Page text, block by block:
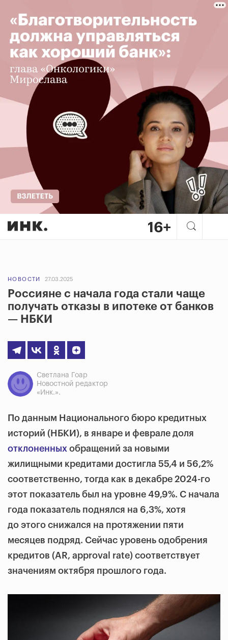
НОВОСТИ 27.03.2025
Россияне с начала года стали чаще
получать отказы в ипотеке от банков
— НБКИ
Светлана Гоар
Новостной редактор
«Инк.».
По данным Национального бюро кредитных
историй (НБКИ), в январе и феврале доля
отклоненных обращений за новыми
жилищными кредитами достигла 55,4 и 56,2%
соответственно, тогда как в декабре 2024-го
этот показатель был на уровне 49,9%. С начала
года показатель поднялся на 6,3%, хотя
до этого снижался на протяжении пяти
месяцев подряд. Сейчас уровень одобрения
кредитов (AR, approval rate) соответствует
значениям октября прошлого года.